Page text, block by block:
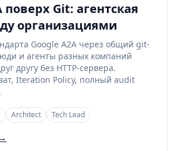
поверх Git: агентская
организациями
Google A2A через общий git-
и агенты разных компаний
другу без HTTP-сервера.
Iteration Policy, полный audit
Architect Tech Lead